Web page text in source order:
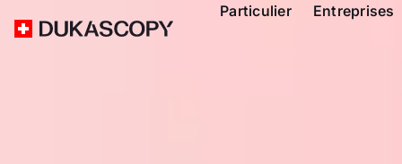
Particulier Entreprises